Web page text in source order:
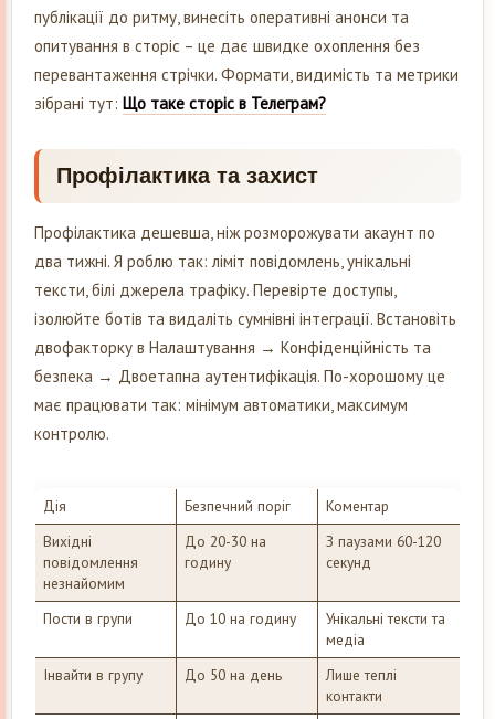
публікації до ритму, винесіть оперативні анонси та
опитування в сторіс – це дає швидке охоплення без
перевантаження стрічки. Формати, видимість та метрики
зібрані тут: Що таке сторіс в Телеграм?
Профілактика та захист
Профілактика дешевша, ніж розморожувати акаунт по
два тижні. Я роблю так: ліміт повідомлень, унікальні
тексти, білі джерела трафіку. Перевірте доступы,
ізолюйте ботів та видаліть сумнівні інтеграції. Встановіть
двофакторку в Налаштування → Конфіденційність та
безпека → Двоетапна аутентифікація. По-хорошому це
має працювати так: мінімум автоматики, максимум
контролю.
Дія Безпечний поріг
Коментар
Вихідні
повідомлення
незнайомим
До 20-30 на
годину
З паузами 60-120
секунд
Пости в групи До 10 на годину
Унікальні тексти та
медіа
Інвайти в групу
До 50 на день
Лише теплі
контакти